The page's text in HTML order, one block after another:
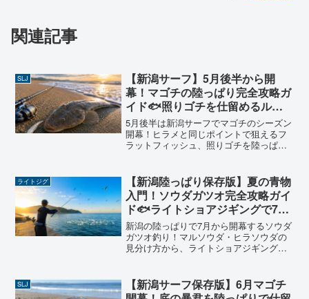
関連記事
SLJ
【新潟サーフ】5月後半から開
幕！マゴチの陸っぱり完全攻略ガ
イド🐟照りゴチを仕留めるルア
ーと釣り方
5月後半は新潟サーフでマゴチのシーズン
開幕！ヒラメと同じポイントで狙えるフ
ラットフィッシュ、照りゴチを陸っぱり
解説します。
ライトジグ
【新潟陸っぱり保存版】夏の青物
入門！ソウダガツオ完全攻略ガイ
ド🐟ライトショアジギングで7月
を制す【2026年版】
新潟の陸っぱりで7月から開幕するソウダ
ガツオ釣り！マルソウダ・ヒラソウダの
見分け方から、ライトショアジギングの
きを堤防から楽しもう🎣
SLJ
【新潟サーフ保存版】6月マゴチ